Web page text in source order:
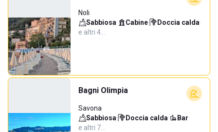
Noli
Sabbiosa· Cabine· Doccia calda·
e altri 4…
Bagni Olimpia
Savona
Sabbiosa· Doccia calda· Bar·
e altri 7…